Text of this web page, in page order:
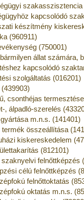
szakasszisztencia
kapcsolódó
készítmény
(960911)
(750001)
állat számára,
kapcsolódó
szolgáltatás (016201)
csonthéjas
, álpadló-szerelés
m.n.s. (141401)
termék összeállítása
kiskereskedelem
(812101)
felnőttképzés
célú felnőttképzés
felnőttoktatás
oktatás m.n.s.